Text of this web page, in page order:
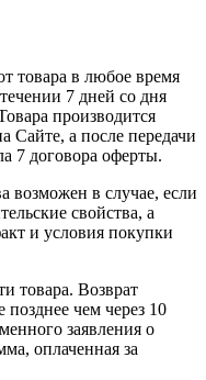
товара в любое время
7 дней со дня
производится
Сайте, а после передачи
7 договора оферты.
возможен в случае, если
свойства, а
и условия покупки
товара. Возврат
позднее чем через 10
заявления о
оплаченная за